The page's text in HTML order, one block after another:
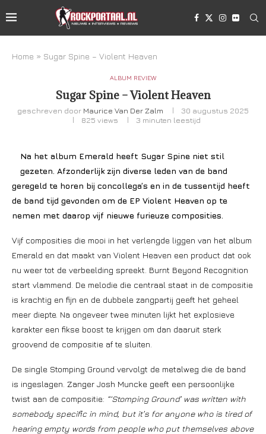
Home » Sugar Spine – Violent Heaven
ALBUM REVIEW
Sugar Spine – Violent Heaven
geschreven door Maurice Van Der Zalm
30 augustus 2025
825 views 3 minuten leestijd
Na het album Emerald heeft Sugar Spine niet stil
gezeten. Afzonderlijk zijn diverse leden van de band
geregeld te horen bij concollega’s en in de tussentijd heeft
de band tijd gevonden om de EP Violent Heaven op te
nemen met daarop vijf nieuwe furieuze composities.
Vijf composities die mooi in het verlengde liggen van het album
Emerald en dat maakt van Violent Heaven een product dat ook
nu weer tot de verbeelding spreekt. Burnt Beyond Recognition
start vlammend. De melodie die centraal staat in de compositie
is krachtig en fijn en de dubbele zangpartij geeft het geheel
meer diepte. Na ongeveer twee minuten lijkt het explosieve
karakter een fikse boost te krijgen om dan daaruit sterk
groovend de compositie af te sluiten.
De single Stomping Ground vervolgt de metalweg die de band
is ingeslagen. Zanger Josh Muncke geeft een persoonlijke
twist aan de compositie: “‘Stomping Ground’ was written with
somebody specific in mind, but it’s for anyone who is tired of
hearing empty words from people who put themselves above